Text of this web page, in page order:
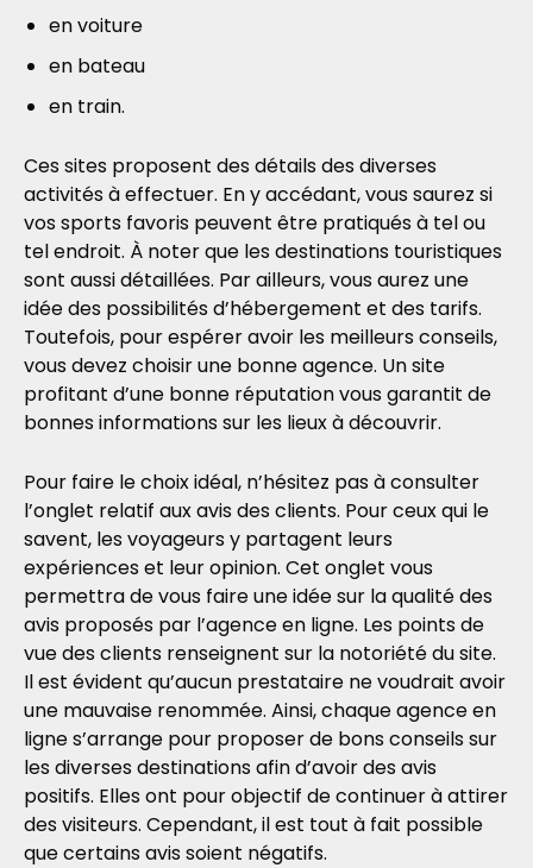
en voiture
en bateau
en train.
Ces sites proposent des détails des diverses
activités à effectuer. En y accédant, vous saurez si
vos sports favoris peuvent être pratiqués à tel ou
tel endroit. À noter que les destinations touristiques
sont aussi détaillées. Par ailleurs, vous aurez une
idée des possibilités d’hébergement et des tarifs.
Toutefois, pour espérer avoir les meilleurs conseils,
vous devez choisir une bonne agence. Un site
profitant d’une bonne réputation vous garantit de
bonnes informations sur les lieux à découvrir.
Pour faire le choix idéal, n’hésitez pas à consulter
l’onglet relatif aux avis des clients. Pour ceux qui le
savent, les voyageurs y partagent leurs
expériences et leur opinion. Cet onglet vous
permettra de vous faire une idée sur la qualité des
avis proposés par l’agence en ligne. Les points de
vue des clients renseignent sur la notoriété du site.
Il est évident qu’aucun prestataire ne voudrait avoir
une mauvaise renommée. Ainsi, chaque agence en
ligne s’arrange pour proposer de bons conseils sur
les diverses destinations afin d’avoir des avis
positifs. Elles ont pour objectif de continuer à attirer
des visiteurs. Cependant, il est tout à fait possible
que certains avis soient négatifs.